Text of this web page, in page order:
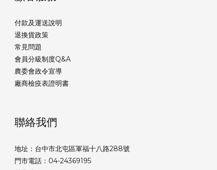
付款及運送說明
退換貨政策
常見問題
會員分級制度Q&A
農委會政令宣導
廠商檢疫表證明書
聯絡我們
地址：台中市北屯區軍福十八路288號
門市電話：04-24369195